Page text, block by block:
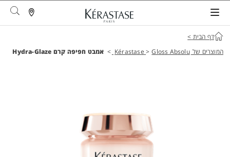
דף הבית >
המוצרים של Kérastase
> Gloss Absolu
> אמבט חפיפה קרם Hydra-Glaze